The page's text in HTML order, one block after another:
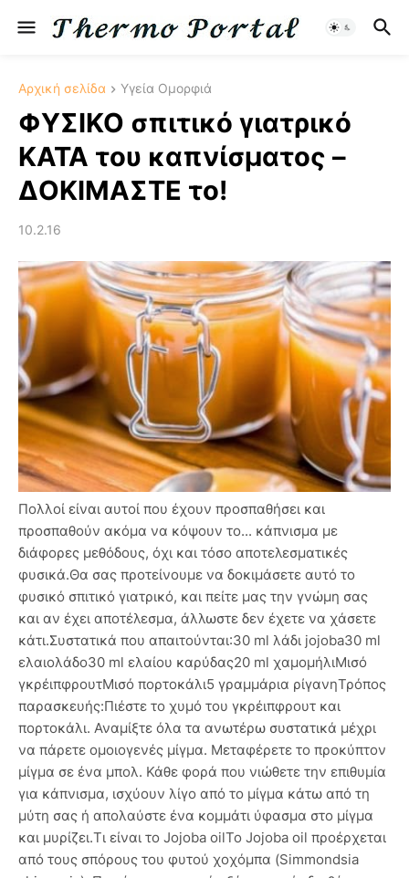
Αρχική σελίδα Υγεία Ομορφιά
ΦΥΣΙΚΟ σπιτικό γιατρικό
ΚΑΤΑ του καπνίσματος –
ΔΟΚΙΜΑΣΤΕ το!
10.2.16
Πολλοί είναι αυτοί που έχουν προσπαθήσει και
προσπαθούν ακόμα να κόψουν το... κάπνισμα με
διάφορες μεθόδους, όχι και τόσο αποτελεσματικές
φυσικά.Θα σας προτείνουμε να δοκιμάσετε αυτό το
φυσικό σπιτικό γιατρικό, και πείτε μας την γνώμη σας
και αν έχει αποτέλεσμα, άλλωστε δεν έχετε να χάσετε
κάτι.Συστατικά που απαιτούνται:30 ml λάδι jojoba30 ml
ελαιολάδο30 ml ελαίου καρύδας20 ml χαμομήλιΜισό
γκρέιπφρουτΜισό πορτοκάλι5 γραμμάρια ρίγανηΤρόπος
παρασκευής:Πιέστε το χυμό του γκρέιπφρουτ και
πορτοκάλι. Αναμίξτε όλα τα ανωτέρω συστατικά μέχρι
να πάρετε ομοιογενές μίγμα. Μεταφέρετε το προκύπτον
μίγμα σε ένα μπολ. Κάθε φορά που νιώθετε την επιθυμία
για κάπνισμα, ισχύουν λίγο από το μίγμα κάτω από τη
μύτη σας ή απολαύστε ένα κομμάτι ύφασμα στο μίγμα
και μυρίζει.Τι είναι το Jojoba oilΤο Jojoba oil προέρχεται
από τους σπόρους του φυτού χοχόμπα (Simmondsia